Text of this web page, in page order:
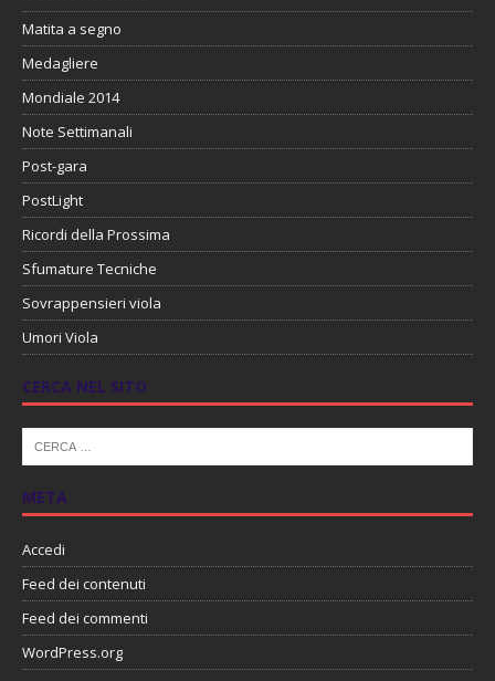
Matita a segno
Medagliere
Mondiale 2014
Note Settimanali
Post-gara
PostLight
Ricordi della Prossima
Sfumature Tecniche
Sovrappensieri viola
Umori Viola
CERCA NEL SITO
META
Accedi
Feed dei contenuti
Feed dei commenti
WordPress.org